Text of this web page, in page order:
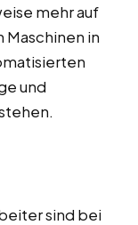
mehr auf
Maschinen in
und
sind bei